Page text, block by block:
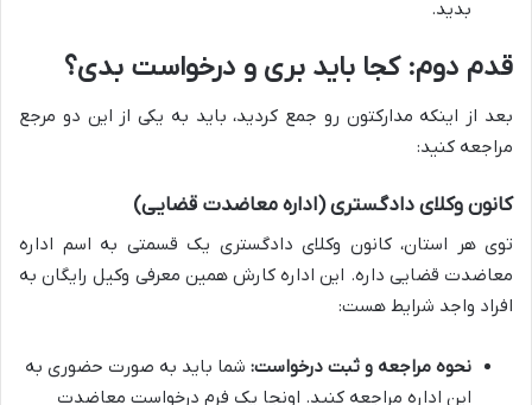
بدید.
قدم دوم: کجا باید بری و درخواست بدی؟
بعد از اینکه مدارکتون رو جمع کردید، باید به یکی از این دو مرجع
مراجعه کنید:
کانون وکلای دادگستری (اداره معاضدت قضایی)
توی هر استان، کانون وکلای دادگستری یک قسمتی به اسم اداره
معاضدت قضایی داره. این اداره کارش همین معرفی وکیل رایگان به
افراد واجد شرایط هست:
نحوه مراجعه و ثبت درخواست: شما باید به صورت حضوری به
این اداره مراجعه کنید. اونجا یک فرم درخواست معاضدت